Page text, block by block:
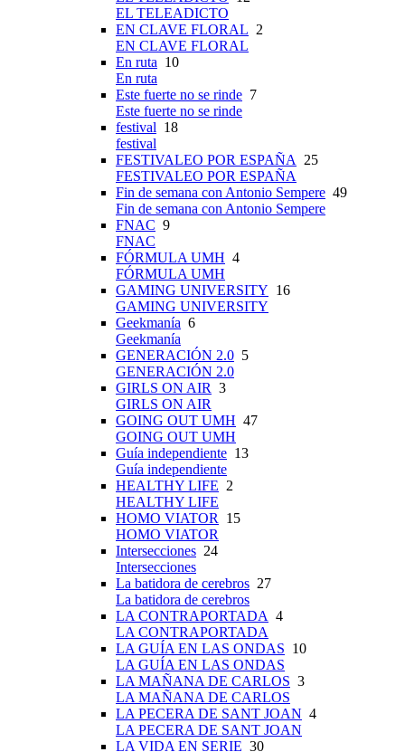
EL TELEADICTO
EN CLAVE FLORAL 2
EN CLAVE FLORAL
En ruta 10
En ruta
Este fuerte no se rinde 7
Este fuerte no se rinde
festival 18
festival
FESTIVALEO POR ESPAÑA 25
FESTIVALEO POR ESPAÑA
Fin de semana con Antonio Sempere 49
Fin de semana con Antonio Sempere
FNAC 9
FNAC
FÓRMULA UMH 4
FÓRMULA UMH
GAMING UNIVERSITY 16
GAMING UNIVERSITY
Geekmanía 6
Geekmanía
GENERACIÓN 2.0 5
GENERACIÓN 2.0
GIRLS ON AIR 3
GIRLS ON AIR
GOING OUT UMH 47
GOING OUT UMH
Guía independiente 13
Guía independiente
HEALTHY LIFE 2
HEALTHY LIFE
HOMO VIATOR 15
HOMO VIATOR
Intersecciones 24
Intersecciones
La batidora de cerebros 27
La batidora de cerebros
LA CONTRAPORTADA 4
LA CONTRAPORTADA
LA GUÍA EN LAS ONDAS 10
LA GUÍA EN LAS ONDAS
LA MAÑANA DE CARLOS 3
LA MAÑANA DE CARLOS
LA PECERA DE SANT JOAN 4
LA PECERA DE SANT JOAN
LA VIDA EN SERIE 30